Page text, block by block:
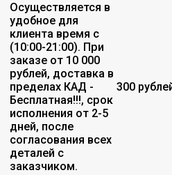
Осуществляется в
удобное для
клиента время с
(10:00-21:00). При
заказе от 10 000
рублей, доставка в
пределах КАД -
Бесплатная!!!, срок
исполнения от 2-5
дней, после
согласования всех
деталей с
заказчиком.
300